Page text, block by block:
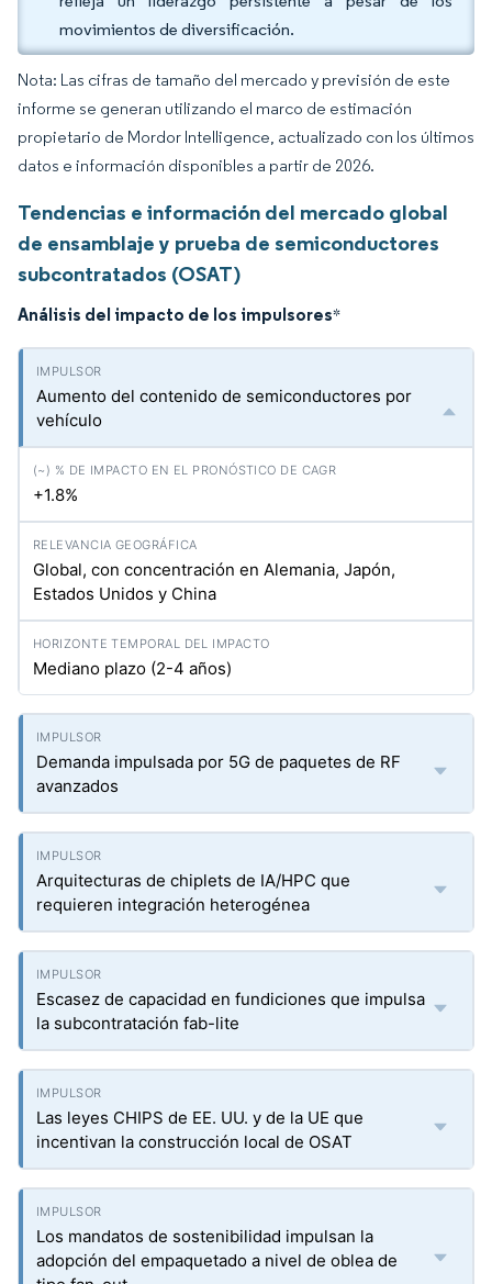
movimientos de diversificación.
Nota: Las cifras de tamaño del mercado y previsión de este
informe se generan utilizando el marco de estimación
propietario de Mordor Intelligence, actualizado con los últimos
datos e información disponibles a partir de 2026.
Tendencias e información del mercado global
de ensamblaje y prueba de semiconductores
subcontratados (OSAT)
Análisis del impacto de los impulsores*
Aumento del contenido de semiconductores por
vehículo
+1.8%
Global, con concentración en Alemania, Japón,
Estados Unidos y China
Mediano plazo (2-4 años)
Demanda impulsada por 5G de paquetes de RF
avanzados
Arquitecturas de chiplets de IA/HPC que
requieren integración heterogénea
Escasez de capacidad en fundiciones que impulsa
la subcontratación fab-lite
Las leyes CHIPS de EE. UU. y de la UE que
incentivan la construcción local de OSAT
Los mandatos de sostenibilidad impulsan la
adopción del empaquetado a nivel de oblea de